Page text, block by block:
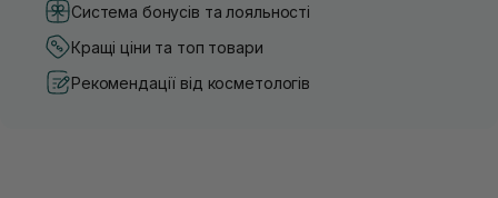
Система бонусів та лояльності
Кращі ціни та топ товари
Рекомендації від косметологів